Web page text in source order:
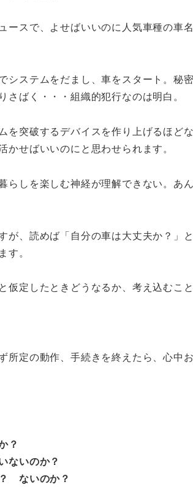
ースで、よせばいいのに人気車種の車
システムをだまし、車をスタート。秘
ばく・・・組織的犯行なのは明白。
を突破するデバイスを作り上げるほど
せばいいのにと思わせられます。
らしを楽しむ神経が理解できない。あ
が、読めば「自分の車は大丈夫か？」
。
定したときどうなるか、考え込むこと
所定の動作、手続きを終えたら、心中
？
ないのか？
ないのか？